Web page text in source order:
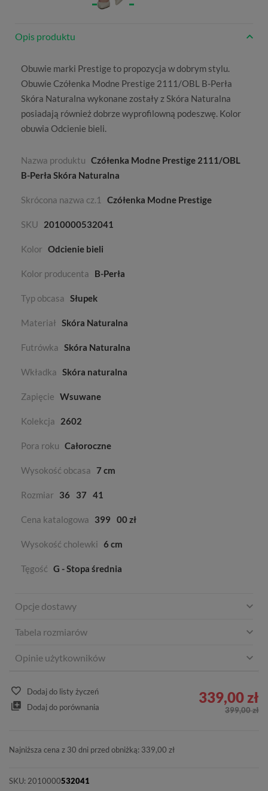
Opis produktu
Obuwie marki Prestige to propozycja w dobrym stylu.
Obuwie Czółenka Modne Prestige 2111/OBL B-Perła
Skóra Naturalna wykonane zostały zSkóra Naturalna
posiadają również dobrze wyprofilowną podeszwę. Kolor
obuwia Odcienie bieli.
Nazwa produktu Czółenka Modne Prestige 2111/OBL
B-Perła Skóra Naturalna
Skrócona nazwa cz.1 Czółenka Modne Prestige
SKU 2010000532041
Kolor Odcienie bieli
Kolor producenta B-Perła
Typ obcasa Słupek
Materiał Skóra Naturalna
Futrówka Skóra Naturalna
Wkładka Skóra naturalna
Zapięcie Wsuwane
Kolekcja 2602
Pora roku Całoroczne
Wysokość obcasa 7 cm
Rozmiar 36 37 41
Cena katalogowa 399 00 zł
Wysokość cholewki 6 cm
Tęgość G - Stopa średnia
Opcje dostawy
Tabela rozmiarów
Opinie użytkowników
Dodaj do listy życzeń
Dodaj do porównania
339,00 zł
399,00 zł
Najniższa cena z 30 dni przed obniżką: 339,00 zł
SKU: 2010000532041